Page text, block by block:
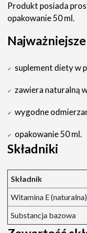
Produkt posiada
opakowanie 50 ml.
suplement diety w
zawiera naturalną
wygodne
opakowanie 50 ml.
Składniki
Składnik
Witamina E (naturalna)
Substancja bazowa